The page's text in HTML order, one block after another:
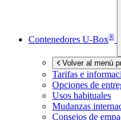
Contenedores U-Box®
Volver al menú
Tarifas e
Opciones de
Usos habituales
Mudanzas
Consejos de